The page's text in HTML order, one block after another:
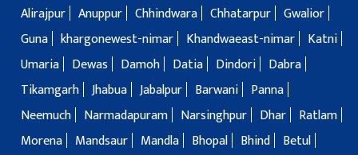
Alirajpur Anuppur Chhindwara Chhatarpur Gwalior
Guna khargonewest-nimar Khandwaeast-nimar
Katni
Umaria
Dewas Damoh Datia Dindori
Dabra
Tikamgarh Jhabua Jabalpur Barwani
Panna
Neemuch
Narmadapuram Narsinghpur Dhar
Ratlam
Morena
Mandsaur Mandla Bhopal Bhind
Betul